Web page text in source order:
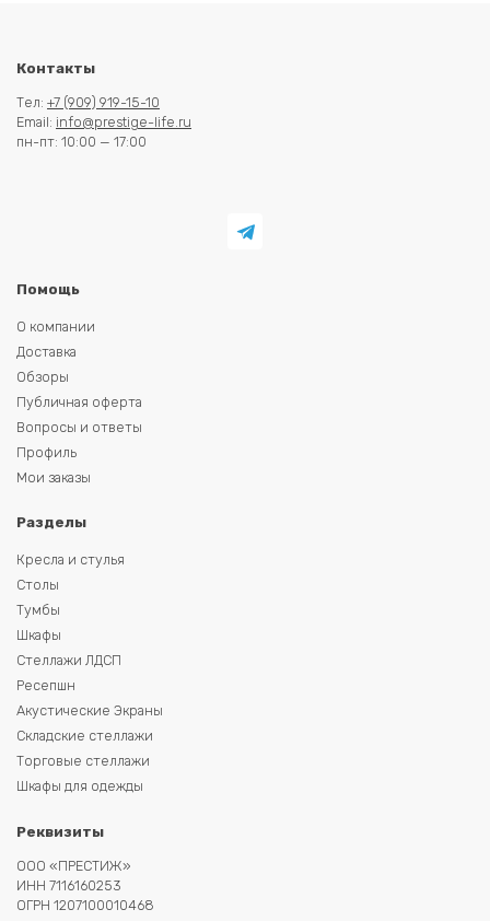
Контакты
Тел: +7 (909) 919-15-10
Email: info@prestige-life.ru
пн-пт: 10:00 — 17:00
Помощь
О компании
Доставка
Обзоры
Публичная оферта
Вопросы и ответы
Профиль
Мои заказы
Разделы
Кресла и стулья
Столы
Тумбы
Шкафы
Стеллажи ЛДСП
Ресепшн
Акустические Экраны
Складские стеллажи
Торговые стеллажи
Шкафы для одежды
Реквизиты
ООО «ПРЕСТИЖ»
ИНН 7116160253
ОГРН 1207100010468